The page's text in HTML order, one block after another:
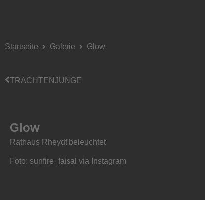
Startseite Galerie Glow
TRACHTENJUNGE
Glow
Rathaus Rheydt beleuchtet
Foto: sunfire_faisal via Instagram